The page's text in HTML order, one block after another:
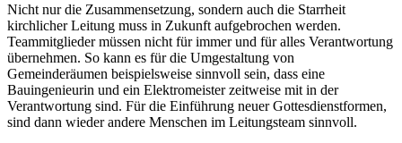
Nicht nur die Zusammensetzung, sondern auch die Starrheit
kirchlicher Leitung muss in Zukunft aufgebrochen werden.
Teammitglieder müssen nicht für immer und für alles Verantwortung
übernehmen. So kann es für die Umgestaltung von
Gemeinderäumen beispielsweise sinnvoll sein, dass eine
Bauingenieurin und ein Elektromeister zeitweise mit in der
Verantwortung sind. Für die Einführung neuer Gottesdienstformen,
sind dann wieder andere Menschen im Leitungsteam sinnvoll.